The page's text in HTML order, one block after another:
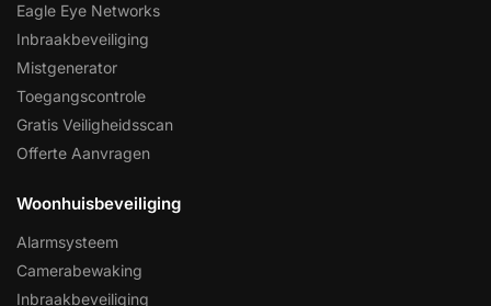
Eagle Eye Networks
Inbraakbeveiliging
Mistgenerator
Toegangscontrole
Gratis Veiligheidsscan
Offerte Aanvragen
Woonhuisbeveiliging
Alarmsysteem
Camerabewaking
Inbraakbeveiliging